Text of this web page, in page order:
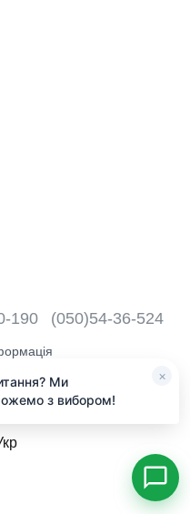
190 (050)54-36-524
сайту ×
Ми
з вибором!